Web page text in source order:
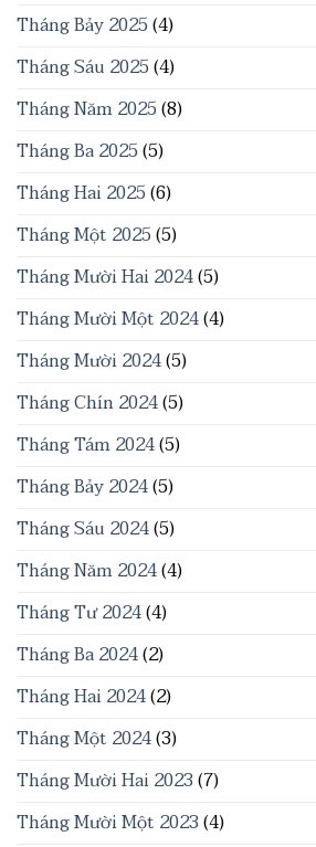
Tháng Bảy 2025(4)
Tháng Sáu 2025(4)
Tháng Năm 2025(8)
Tháng Ba 2025(5)
Tháng Hai 2025(6)
Tháng Một 2025(5)
Tháng Mười Hai 2024(5)
Tháng Mười Một 2024(4)
Tháng Mười 2024(5)
Tháng Chín 2024(5)
Tháng Tám 2024(5)
Tháng Bảy 2024(5)
Tháng Sáu 2024(5)
Tháng Năm 2024(4)
Tháng Tư 2024(4)
Tháng Ba 2024(2)
Tháng Hai 2024(2)
Tháng Một 2024(3)
Tháng Mười Hai 2023(7)
Tháng Mười Một 2023(4)